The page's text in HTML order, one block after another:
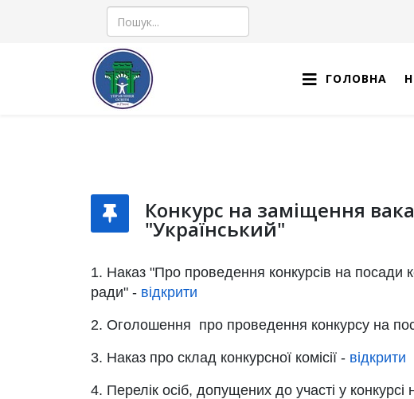
Пошук
ГОЛОВНА
Конкурс на заміщення
"Український"
1. Наказ "Про проведення конкурсів на посади
ради" - відкрити
2. Оголошення про проведення конкурсу на
3. Наказ про склад конкурсної комісії - відкрити
4. Перелік осіб, допущених до участі у